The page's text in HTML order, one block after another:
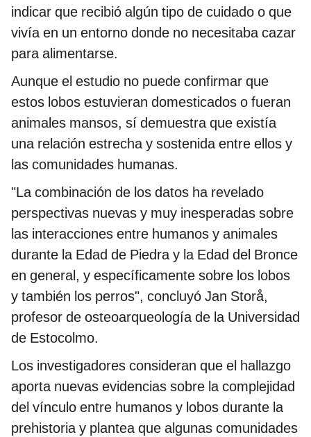
indicar que recibió algún tipo de cuidado o que
vivía en un entorno donde no necesitaba cazar
para alimentarse.
Aunque el estudio no puede confirmar que
estos lobos estuvieran domesticados o fueran
animales mansos, sí demuestra que existía
una relación estrecha y sostenida entre ellos y
las comunidades humanas.
"La combinación de los datos ha revelado
perspectivas nuevas y muy inesperadas sobre
las interacciones entre humanos y animales
durante la Edad de Piedra y la Edad del Bronce
en general, y específicamente sobre los lobos
y también los perros", concluyó Jan Storå,
profesor de osteoarqueología de la Universidad
de Estocolmo.
Los investigadores consideran que el hallazgo
aporta nuevas evidencias sobre la complejidad
del vínculo entre humanos y lobos durante la
prehistoria y plantea que algunas comunidades